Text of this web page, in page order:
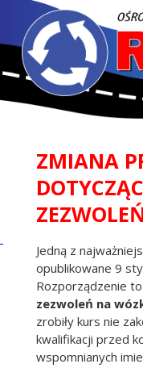
ZMIANA
Jedną z
opublikowane 9
Rozporządzenie to
zezwoleń na
zrobiły kurs nie
kwalifikacji przed
wspomnianych